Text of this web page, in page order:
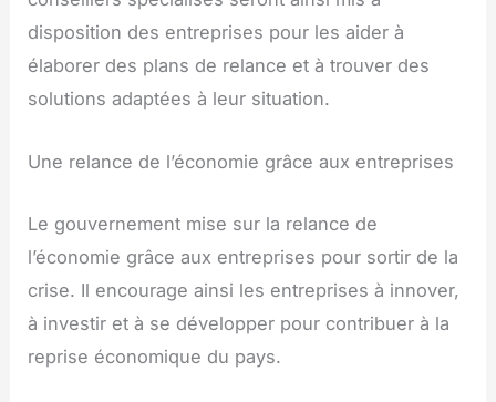
disposition des entreprises pour les aider à
élaborer des plans de relance et à trouver des
solutions adaptées à leur situation.
Une relance de l’économie grâce aux entreprises
Le gouvernement mise sur la relance de
l’économie grâce aux entreprises pour sortir de la
crise. Il encourage ainsi les entreprises à innover,
à investir et à se développer pour contribuer à la
reprise économique du pays.